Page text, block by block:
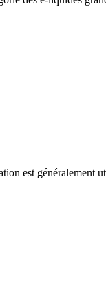
est généralement